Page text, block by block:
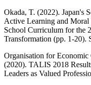
Okada, T. (2022). Japan's
Active Learning and Moral
School Curriculum for the
Transformation (pp. 1-20).
Organisation for
(2020). TALIS 2018
Leaders as Valued